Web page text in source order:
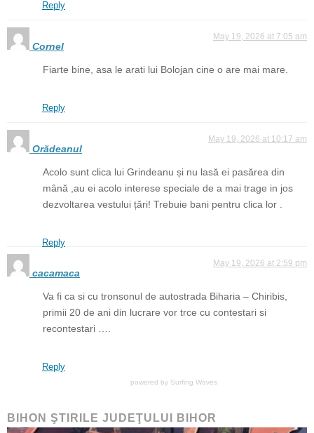
Reply
Cornel
May 19, 2026 at 7:05 am
Fiarte bine, asa le arati lui Bolojan cine o are mai mare.
Reply
Orădeanul
May 19, 2026 at 10:17 am
Acolo sunt clica lui Grindeanu și nu lasă ei pasărea din
mână ,au ei acolo interese speciale de a mai trage in jos
dezvoltarea vestului țări! Trebuie bani pentru clica lor .
Reply
cacamaca
May 19, 2026 at 2:59 pm
Va fi ca si cu tronsonul de autostrada Biharia – Chiribis,
primii 20 de ani din lucrare vor trce cu contestari si
recontestari ….
Reply
powered by Surfing Waves
BIHON ŞTIRILE JUDEŢULUI BIHOR